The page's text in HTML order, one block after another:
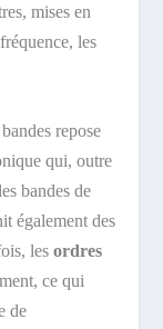
mises en
les
repose
qui, outre
bandes de
également des
les ordres
ce qui
de